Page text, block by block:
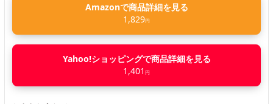
Amazonで商品詳細を見る
1,829円
Yahoo!ショッピングで商品詳細を見る
1,401 円